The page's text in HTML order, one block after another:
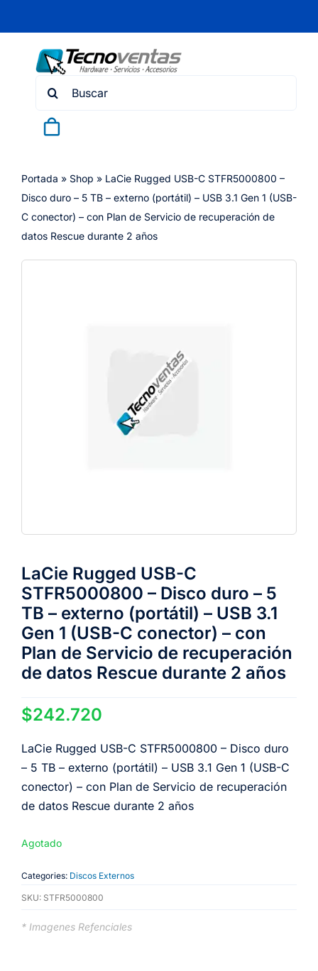
content
Search
Portada » Shop » LaCie Rugged USB-C STFR5000800 –
Disco duro – 5 TB – externo (portátil) – USB 3.1 Gen 1 (USB-
C conector) – con Plan de Servicio de recuperación de
datos Rescue durante 2 años
LaCie Rugged USB-C
STFR5000800 – Disco duro – 5
TB – externo (portátil) – USB 3.1
Gen 1 (USB-C conector) – con
Plan de Servicio de recuperación
de datos Rescue durante 2 años
$242.720
LaCie Rugged USB-C STFR5000800 – Disco duro
– 5 TB – externo (portátil) – USB 3.1 Gen 1 (USB-C
conector) – con Plan de Servicio de recuperación
de datos Rescue durante 2 años
Agotado
Categories: Discos Externos
SKU: STFR5000800
* Imagenes Refenciales